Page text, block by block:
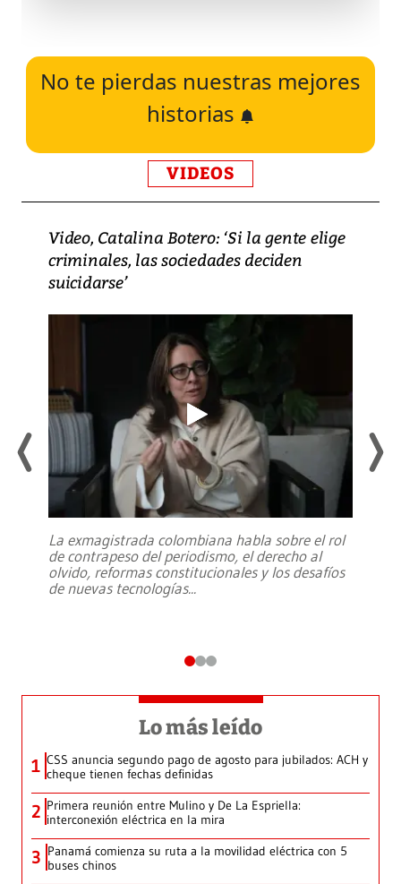
No te pierdas nuestras mejores
historias
VIDEOS
Video, Catalina Botero: ‘Si la gente elige
criminales, las sociedades deciden
suicidarse’
La exmagistrada colombiana habla sobre el rol
de contrapeso del periodismo, el derecho al
olvido, reformas constitucionales y los desafíos
de nuevas tecnologías...
Lo más leído
1 CSS anuncia segundo pago de agosto para jubilados: ACH y
cheque tienen fechas definidas
2 Primera reunión entre Mulino y De La Espriella:
interconexión eléctrica en la mira
3 Panamá comienza su ruta a la movilidad eléctrica con 5
buses chinos